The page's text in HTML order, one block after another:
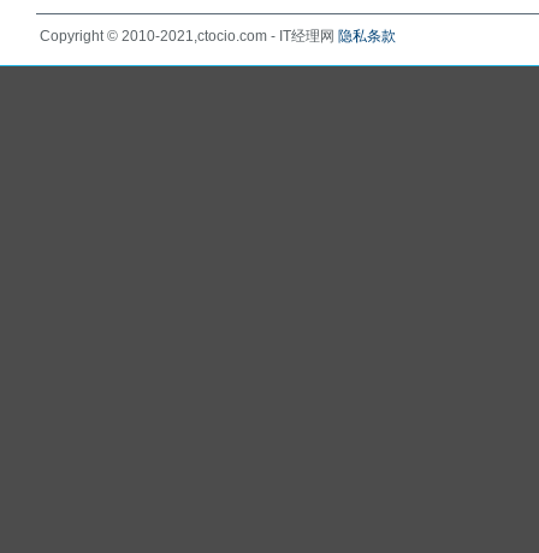
Copyright © 2010-2021,ctocio.com - IT经理网 隐私条款